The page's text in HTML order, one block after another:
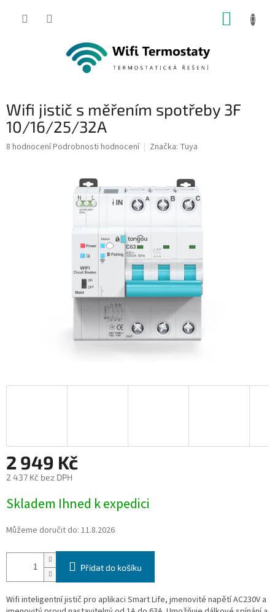
Wifi jistič s měřením spotřeby 3F
10/16/25/32A
Průměrné
8 hodnoceníPodrobnosti hodnocení Značka: Tuya
2 949 Kč
2 437 Kč bez DPH
cena:
Skladem Ihned k expedici
Můžeme doručit do: 11.8.2026
Přidat do košíku
Wifi inteligentní jistič pro aplikaci Smart Life, jmenovité napětí AC230V a